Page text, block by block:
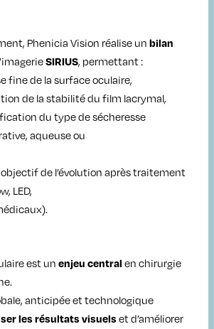
Phenicia Vision réalise unbilan
SIRIUS, permettant :
fine de la surface oculaire,
de la stabilité du film lacrymal,
du type de sécheresse
aqueuse ou
de l’évolution après traitement
LED,
est unenjeu central en chirurgie
anticipée et technologique
les résultats visuels et d’améliorer